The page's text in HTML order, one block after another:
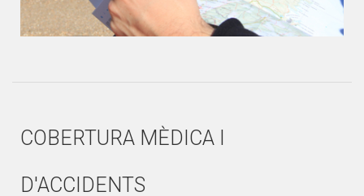
COBERTURA MÈDICA I
D'ACCIDENTS